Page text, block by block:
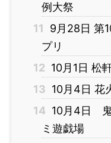
例大祭
11
9月28日 第
プリ
12 10月1日 松
13 10月4日 花
14 10月4日 鬼
ミ遊戯場